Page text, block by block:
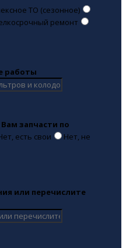
ТО (сезонное)
ремонт
работы
запчасти по
есть свои
Нет, не
или перечислите